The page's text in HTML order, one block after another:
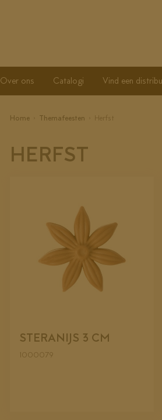
Over ons Catalogi Vind een
Home Themafeesten Herfst
HERFST
STERANIJS 3 CM
1000079